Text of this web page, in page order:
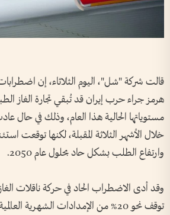
قالت شركة "شل"، اليوم الثلاثاء، إن
هرمز جراء حرب إيران قد تُبقي تجارة الغاز
مستوياتها الحالية هذا العام، وذلك في حال
وارتفاع الطلب بشكل حاد بحلول عام 2050.
وقد أدى الاضطراب الحاد في حركة ناقلات
توقف نحو 20% من الإمدادات الشهرية